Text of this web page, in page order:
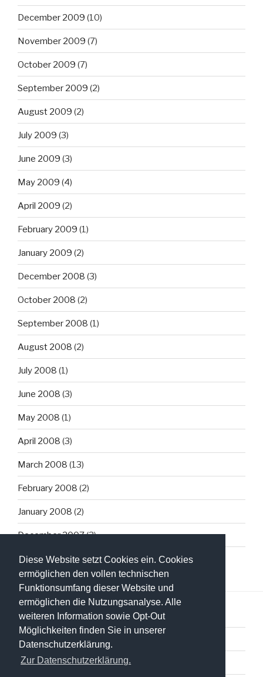
Diese Website setzt Cookies ein. Cookies
ermöglichen den vollen technischen
Funktionsumfang dieser Website und
ermöglichen die Nutzungsanalyse. Alle
weiteren Information sowie Opt-Out
Möglichkeiten finden Sie in unserer
Datenschutzerklärung.
Zur Datenschutzerklärung.
December 2009 (10)
November 2009 (7)
October 2009 (7)
September 2009 (2)
August 2009 (2)
July 2009 (3)
June 2009 (3)
May 2009 (4)
April 2009 (2)
February 2009 (1)
January 2009 (2)
December 2008 (3)
October 2008 (2)
September 2008 (1)
August 2008 (2)
July 2008 (1)
June 2008 (3)
May 2008 (1)
April 2008 (3)
March 2008 (13)
February 2008 (2)
January 2008 (2)
December 2007(3)
Datenschutzerklärung
Impressum